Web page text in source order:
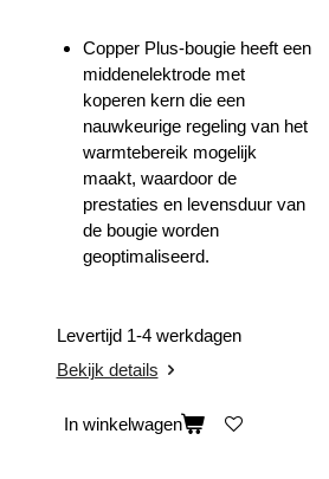
Copper Plus-bougie heeft een
middenelektrode met
koperen kern die een
nauwkeurige regeling van het
warmtebereik mogelijk
maakt, waardoor de
prestaties en levensduur van
de bougie worden
geoptimaliseerd.
Levertijd 1-4 werkdagen
Bekijk details
In winkelwagen